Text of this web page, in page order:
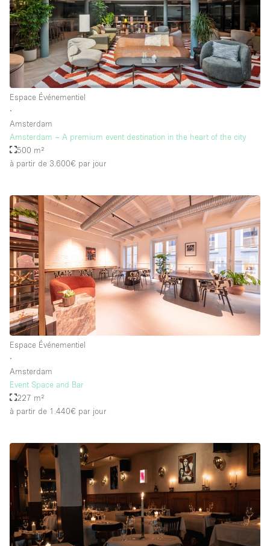
Espace Événementiel
∙
Amsterdam
Amsterdam – A premium event destination in the heart of the city
500 m²
à partir de 3.600€ par jour
Espace Événementiel
∙
Amsterdam
Event Space and Bar
227 m²
à partir de 1.440€ par jour